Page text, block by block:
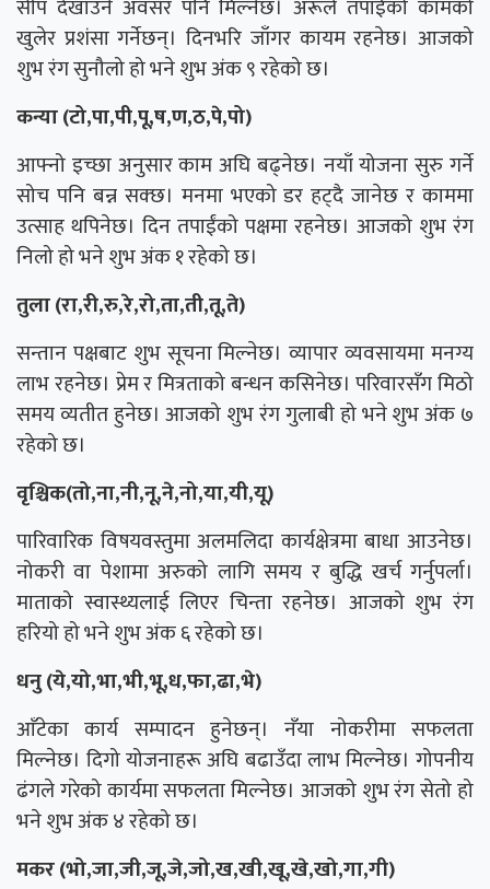
सीप देखाउने अवसर पनि मिल्नेछ। अरूले तपाईंको कामको
खुलेर प्रशंसा गर्नेछन्। दिनभरि जाँगर कायम रहनेछ। आजको
शुभ रंग सुनौलो हो भने शुभ अंक ९ रहेको छ।
कन्या (टो,पा,पी,पू,ष,ण,ठ,पे,पो)
आफ्नो इच्छा अनुसार काम अघि बढ्नेछ। नयाँ योजना सुरु गर्ने
सोच पनि बन्न सक्छ। मनमा भएको डर हट्दै जानेछ र काममा
उत्साह थपिनेछ। दिन तपाईंको पक्षमा रहनेछ। आजको शुभ रंग
निलो हो भने शुभ अंक १ रहेको छ।
तुला (रा,री,रु,रे,रो,ता,ती,तू,ते)
सन्तान पक्षबाट शुभ सूचना मिल्नेछ। व्यापार व्यवसायमा मनग्य
लाभ रहनेछ। प्रेम र मित्रताको बन्धन कसिनेछ। परिवारसँग मिठो
समय व्यतीत हुनेछ। आजको शुभ रंग गुलाबी हो भने शुभ अंक ७
रहेको छ।
वृश्चिक(तो,ना,नी,नू,ने,नो,या,यी,यू)
पारिवारिक विषयवस्तुमा अलमलिदा कार्यक्षेत्रमा बाधा आउनेछ।
नोकरी वा पेशामा अरुको लागि समय र बुद्धि खर्च गर्नुपर्ला।
माताको स्वास्थ्यलाई लिएर चिन्ता रहनेछ। आजको शुभ रंग
हरियो हो भने शुभ अंक ६ रहेको छ।
धनु (ये,यो,भा,भी,भू,ध,फा,ढा,भे)
आँटेका कार्य सम्पादन हुनेछन्। नँया नोकरीमा सफलता
मिल्नेछ। दिगो योजनाहरू अघि बढाउँदा लाभ मिल्नेछ। गोपनीय
ढंगले गरेको कार्यमा सफलता मिल्नेछ। आजको शुभ रंग सेतो हो
भने शुभ अंक ४ रहेको छ।
मकर (भो,जा,जी,जू,जे,जो,ख,खी,खू,खे,खो,गा,गी)